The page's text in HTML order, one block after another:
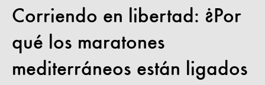
Corriendo en libertad: ¿Por
qué los maratones
mediterráneos están ligados